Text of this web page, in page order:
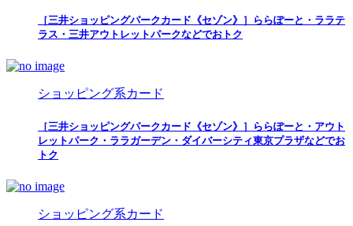
［三井ショッピングパークカード《セゾン》］ららぽーと・ララテ
ラス・三井アウトレットパークなどでおトク
ショッピング系カード
［三井ショッピングパークカード《セゾン》］ららぽーと・アウト
レットパーク・ララガーデン・ダイバーシティ東京プラザなどでお
トク
ショッピング系カード